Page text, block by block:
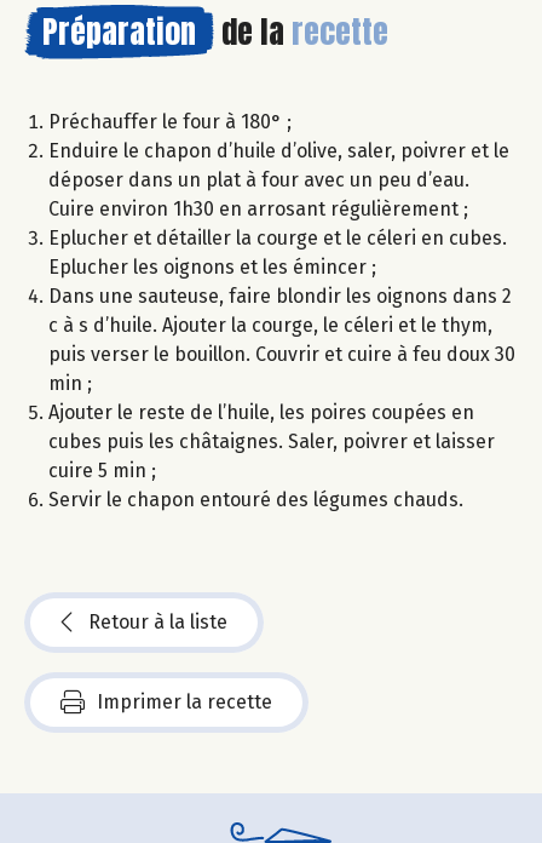
Préparation de la recette
Préchauffer le four à 180° ;
Enduire le chapon d’huile d’olive, saler, poivrer et le
déposer dans un plat à four avec un peu d’eau.
Cuire environ 1h30 en arrosant régulièrement ;
Eplucher et détailler la courge et le céleri en cubes.
Eplucher les oignons et les émincer ;
Dans une sauteuse, faire blondir les oignons dans 2
c à s d’huile. Ajouter la courge, le céleri et le thym,
puis verser le bouillon. Couvrir et cuire à feu doux 30
min ;
Ajouter le reste de l’huile, les poires coupées en
cubes puis les châtaignes. Saler, poivrer et laisser
cuire 5 min ;
Servir le chapon entouré des légumes chauds.
Retour à la liste
Imprimer la recette